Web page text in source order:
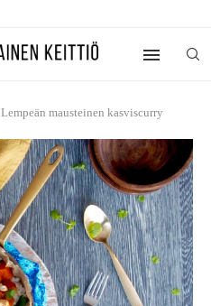
Lempeän mausteinen kasviscurry